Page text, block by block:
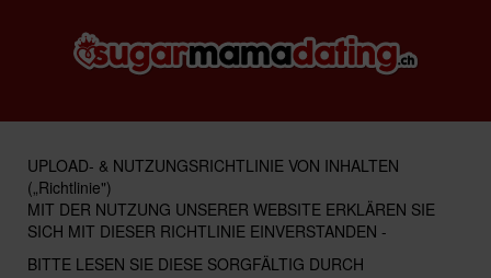
UPLOAD- & NUTZUNGSRICHTLINIE VON INHALTEN
(„Richtlinie")
MIT DER NUTZUNG UNSERER WEBSITE ERKLÄREN SIE
SICH MIT DIESER RICHTLINIE EINVERSTANDEN -
BITTE LESEN SIE DIESE SORGFÄLTIG DURCH